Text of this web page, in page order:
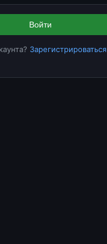
Войти
Зарегистрироваться